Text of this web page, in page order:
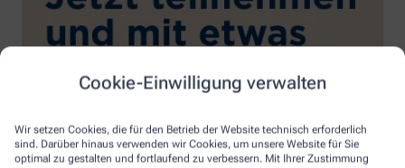
Cookie-Einwilligung verwalten
Wir setzen Cookies, die für den Betrieb der Website technisch erforderlich
sind. Darüber hinaus verwenden wir Cookies, um unsere Website für Sie
optimal zu gestalten und fortlaufend zu verbessern. Mit Ihrer Zustimmung